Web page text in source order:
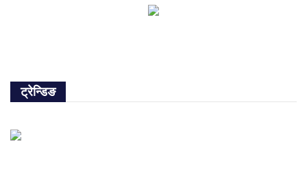
ट्रेन्डिङ